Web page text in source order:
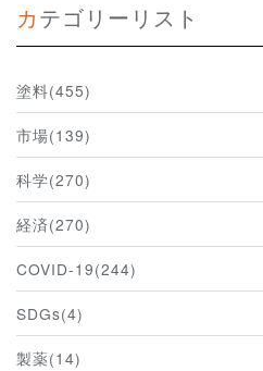
カテゴリーリスト
塗料(455)
市場(139)
科学(270)
経済(270)
COVID-19(244)
SDGs(4)
製薬(14)